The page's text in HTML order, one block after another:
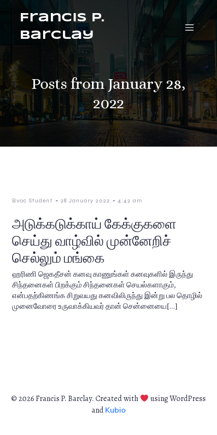
Francis P.
Barclay
Posts from January 28,
2022
Bvoc Student - 28 January 2022 - 4:42 am
அடுக்கடுக்காய் கேக்குகளை
செய்து வாழ்வில் முன்னேறிச்
செல்லும் மங்கை
ஹரிணி ஜெகதீசன் கனவு காணுங்கள் கனவுகளில் இருந்து
சிந்தனைகள் பிறக்கும் சிந்தனைகள் செயல்களாகும்,
என்பதற்கிணங்க சிறுவயது கனவிலிருந்து இன்று பல தொழில்
முனைவோரை உருவாக்கியவர் தான் சென்னையை[…]
© 2026 Francis P. Barclay. Created with
using WordPress
and Kubio